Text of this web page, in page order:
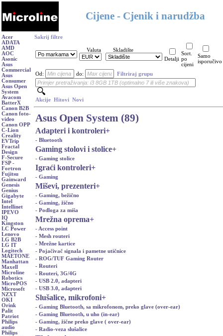
Cijene - Cjenik i narudžba
Acer
ADATA
AMD
AOC
Asonic
Asus
Commercial
Asus
Consumer
Asus Open
System
Avacom
BatterX
Canon B2B
Canon foto-
video
Canon OPP
C-Lion
Creality
EVTrip
Fractal
Design
F-Secure
FSP -
Fortron
Fujitsu
Gainward
Genesis
Genius
Gigabyte
Intel
Intellinet
IPEVO
IQ
Kingston
LC Power
Lenovo
LG B2B
LG IT
Logitech
MAETONE
Manhattan
Maxell
Microline
Robotics
MicroPOS
Microsoft
NZXT
OKI
Orink
Palit
Patriot
Philips
audio
Philips
Sakrij filtre
Valuta
Skladište
Detalji
Sort.
po
cijeni
Samo
isporučivo
Od: do: Filtriraj grupu
Akcije Hitovi Novi
Asus Open System (89)
Adapteri i kontroleri+
- Bluetooth
Gaming stolovi i stolice+
- Gaming stolice
Igraći kontroleri+
- Gaming
Miševi, prezenteri+
- Gaming, bežično
- Gaming, žično
- Podloga za miša
Mrežna oprema+
- Access point
- Mesh routeri
- Mrežne kartice
- Pojačivač signala i pametne utičnice
- ROG/TUF Gaming Router
- Routeri
- Routeri, 3G/4G
- USB 2.0, adapteri
- USB 3.0, adapteri
Slušalice, mikrofoni+
- Gaming Bluetooth, sa mikrofonom, preko glave (over-ear)
- Gaming Bluetooth, u uho (in-ear)
- Gaming, žične preko glave ( over-ear)
- Radio-veza slušalice